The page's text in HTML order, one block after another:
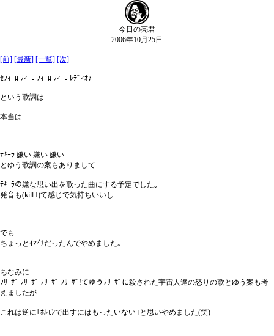
今日の亮君
2006年10月25日
[前] [最新] [一覧] [次]
ｾﾌｨｰﾛ ﾌｨｰﾛ ﾌｨｰﾛ ﾌｨｰﾛ ﾚﾃﾞｨｵ♪
という歌詞は
本当は
ﾃｷｰﾗ 嫌い 嫌い 嫌い
とゆう歌詞の案もありまして
ﾃｷｰﾗの嫌な思い出を歌った曲にする予定でした｡
発音も(kill I)て感じで気持ちいいし
でも
ちょっとｲﾏｲﾁだったんでやめました｡
ちなみに
ﾌﾘｰｻﾞ ﾌﾘｰｻﾞ ﾌﾘｰｻﾞ ﾌﾘｰｻﾞ!てゆうﾌﾘｰｻﾞに殺された宇宙人達の怒りの歌とゆう案も考
えましたが
これは逆に｢ﾎﾙﾓﾝで出すにはもったいない｣と思いやめました(笑)